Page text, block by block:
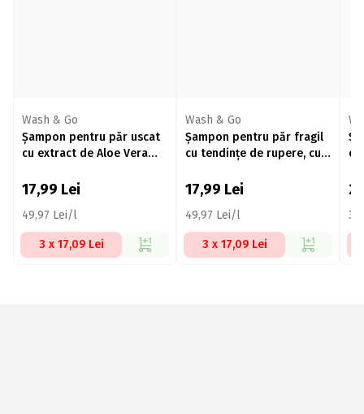
Wash & Go
Șampon pentru păr uscat
cu extract de Aloe Vera
17,99 Lei
49,97 Lei/l
3 x 17,09 Lei
Wash & Go
Șampon pentru păr fragil
cu tendințe de rupere, cu
17,99 Lei
49,97 Lei/l
3 x 17,09 Lei